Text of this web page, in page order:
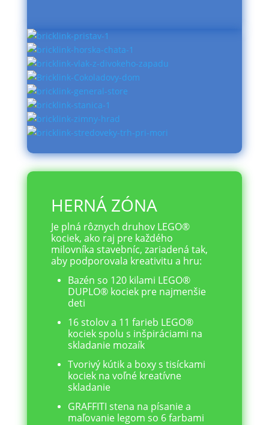
HERNÁ ZÓNA
Je plná rôznych druhov LEGO®
kociek, ako raj pre každého
milovníka stavebníc, zariadená tak,
aby podporovala kreativitu a hru:
Bazén so 120 kilami LEGO®
DUPLO® kociek pre najmenšie
deti
16 stolov a 11 farieb LEGO®
kociek spolu s inšpiráciami na
skladanie mozaík
Tvorivý kútik a boxy s tisíckami
kociek na voľné kreatívne
skladanie
GRAFFITI stena na písanie a
maľovanie legom so 6 farbami